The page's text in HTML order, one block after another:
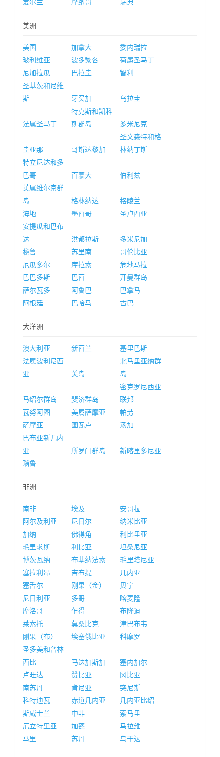
爱尔兰
摩纳哥 瑞典
美洲
美国 加拿大
委内瑞拉
玻利维亚
波多黎各
荷属圣马丁
尼加拉瓜
巴拉圭
智利
圣基茨和尼维
斯
牙买加 乌拉圭
法属圣马丁
特克斯和凯科
斯群岛
多米尼克
圭亚那 哥斯达黎加
圣文森特和格
林纳丁斯
特立尼达和多
巴哥
百慕大
伯利兹
英属维尔京群
岛
格林纳达
格陵兰
海地
墨西哥
圣卢西亚
安提瓜和巴布
达
洪都拉斯
多米尼加
秘鲁
苏里南
哥伦比亚
厄瓜多尔
库拉索
危地马拉
巴巴多斯
巴西
开曼群岛
萨尔瓦多
阿鲁巴
巴拿马
阿根廷
巴哈马 古巴
大洋洲
澳大利亚 新西兰
基里巴斯
法属波利尼西
亚
关岛
北马里亚纳群
岛
马绍尔群岛 斐济群岛
密克罗尼西亚
联邦
瓦努阿图
美属萨摩亚
帕劳
萨摩亚
图瓦卢
汤加
巴布亚新几内
亚
所罗门群岛
新喀里多尼亚
瑙鲁
非洲
南非 埃及
安哥拉
阿尔及利亚
尼日尔
纳米比亚
加纳
佛得角
利比里亚
毛里求斯
利比亚
坦桑尼亚
博茨瓦纳
布基纳法索
毛里塔尼亚
塞拉利昂
吉布提
几内亚
塞舌尔
刚果（金）
贝宁
尼日利亚
多哥
喀麦隆
摩洛哥
乍得
布隆迪
莱索托
莫桑比克
津巴布韦
刚果（布）
埃塞俄比亚
科摩罗
圣多美和普林
西比
马达加斯加
塞内加尔
卢旺达
赞比亚
冈比亚
南苏丹
肯尼亚
突尼斯
科特迪瓦
赤道几内亚
几内亚比绍
斯威士兰
中非
索马里
厄立特里亚
加蓬
马拉维
马里
苏丹 乌干达